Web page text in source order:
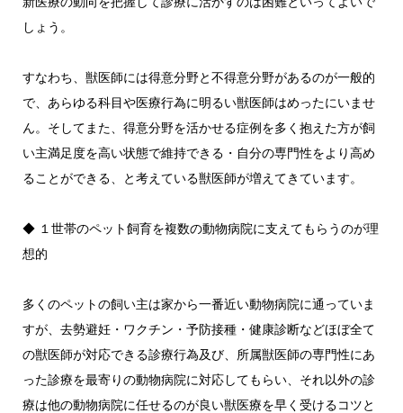
しょう。
すなわち、獣医師には得意分野と不得意分野があるのが一般的
で、あらゆる科目や医療行為に明るい獣医師はめったにいませ
ん。そしてまた、得意分野を活かせる症例を多く抱えた方が飼
い主満足度を高い状態で維持できる・自分の専門性をより高め
ることができる、と考えている獣医師が増えてきています。
◆ １世帯のペット飼育を複数の動物病院に支えてもらうのが理
想的
多くのペットの飼い主は家から一番近い動物病院に通っていま
すが、去勢避妊・ワクチン・予防接種・健康診断などほぼ全て
の獣医師が対応できる診療行為及び、所属獣医師の専門性にあ
った診療を最寄りの動物病院に対応してもらい、それ以外の診
療は他の動物病院に任せるのが良い獣医療を早く受けるコツと